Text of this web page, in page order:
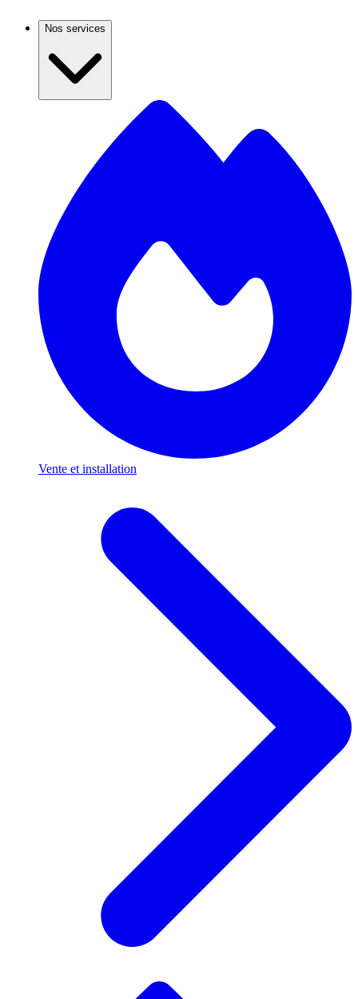
Nos services
Vente et installation